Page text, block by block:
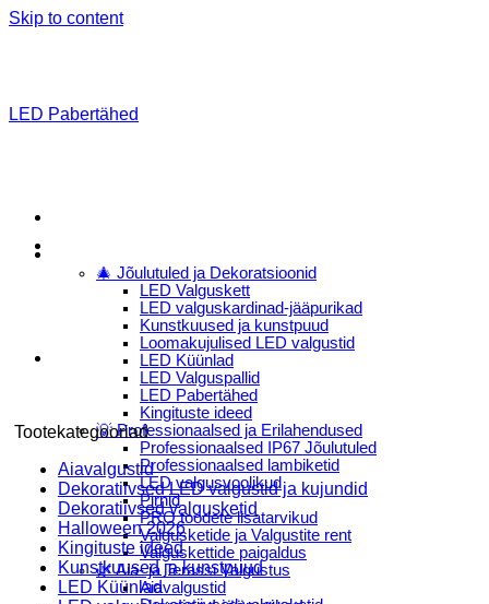
Skip to content
🎄 Jõulutuled ja Dekoratsioonid
LED Valguskett
LED valguskardinad-jääpurikad
Kunstkuused ja kunstpuud
Loomakujulised LED valgustid
LED Küünlad
LED Valguspallid
LED Pabertähed
Kingituste ideed
💡 Professionaalsed ja Erilahendused
Professionaalsed IP67 Jõulutuled
Professionaalsed lambiketid
LED valgusvoolikud
Pirnid
PRO toodete lisatarvikud
Valgusketide ja Valgustite rent
Valguskettide paigaldus
🌿 Aia- ja Terassi Valgustus
Aiavalgustid
LED Pabertähed
Tootekategooriad
Aiavalgustid
Dekoratiivsed LED valgustid ja kujundid
Dekoratiivsed valgusketid
Halloween 2026
Kingituste ideed
Kunstkuused ja kunstpuud
LED Küünlad